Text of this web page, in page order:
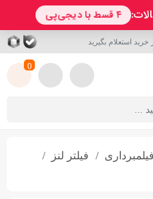
استعلام بگیرید
0
فیلتر لنز